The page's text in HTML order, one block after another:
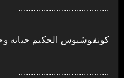
....................................
كونفوشيوس الحكيم حياته
....................................